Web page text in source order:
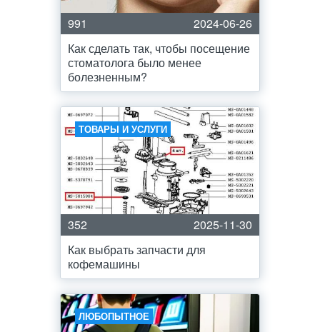
991
2024-06-26
Как сделать так, чтобы посещение
стоматолога было менее
болезненным?
ТОВАРЫ И УСЛУГИ
352
2025-11-30
Как выбрать запчасти для
кофемашины
ЛЮБОПЫТНОЕ